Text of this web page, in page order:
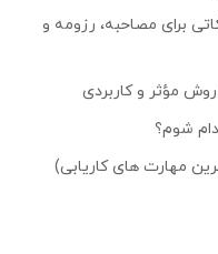
(به‌همراه نکاتی برای مصاحبه، رزومه‌ و
شوم؟
مهارت های کاریابی)